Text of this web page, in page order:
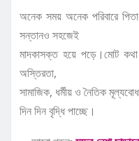
অনেক সময় অনেক পরিবারে
সন্তানও সহজেই
মাদকাসক্ত হয়ে পড়ে।মোট কথা
অস্তিরতা,
সামাজিক, ধর্মীয় ও নৈতিক
দিন দিন বৃদ্ধি পাচ্ছে।